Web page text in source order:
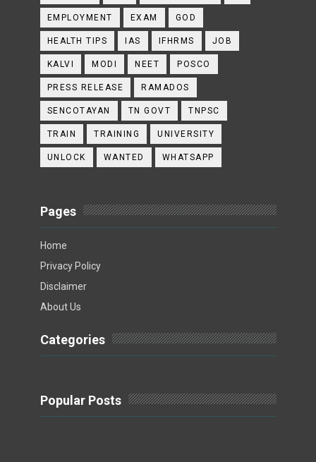
EMPLOYMENT EXAM GOD
HEALTH TIPS IAS IFHRMS JOB
KALVI MODI NEET POSCO
PRESS RELEASE RAMADOS
SENCOTAYAN TN GOVT TNPSC
TRAIN TRAINING UNIVERSITY
UNLOCK WANTED WHATSAPP
Pages
Home
Privacy Policy
Disclaimer
About Us
Categories
Popular Posts